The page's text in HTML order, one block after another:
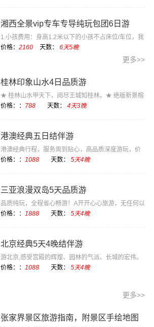
湘西全景vip专车专导纯玩包团6日游
1.小孩费用：身高1.2米以下的小孩不占床位/车位，我
社不收任何费···
价格： 2160 天数： 6天5晚
更多>>
桂林印象山水4日品质游
★ 桂林山水甲天下，阅尽王城知桂林。★ 绝版新景榕
杉湖，演绎着···
价格：： 788 天数： 4天3晚
港澳经典五日结伴游
港澳经典行程，服务周到贴心，高品质深度游玩，价
格实惠
价格：： 1088 天数： 5天4晚
三亚浪漫双岛5天品质游
品质纯玩，全程省心畅游！A开开心心旅游，无任何以
购物为目的的强···
价格：： 1888 天数： 5天4晚
北京经典5天4晚结伴游
游北京,感受宫殿的辉煌、园林的气派、长城的宏伟。
感受现代化国际···
价格：： 1088 天数： 5天4晚
更多>>
张家界景区旅游指南，附景区手绘地图